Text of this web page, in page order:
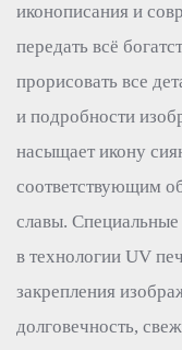
иконописания и
передать всё
прорисовать все
и подробности
насыщает икону
соответствующим
славы.
в технологии UV
закрепления
долговечность,